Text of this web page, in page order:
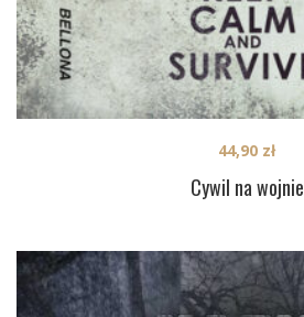
Cywil na wojnie
44,90 zł